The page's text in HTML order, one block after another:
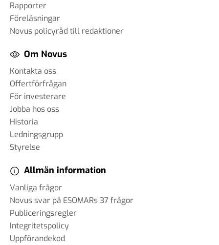
Rapporter
Föreläsningar
Novus policyråd till redaktioner
Om Novus
Kontakta oss
Offertförfrågan
För investerare
Jobba hos oss
Historia
Ledningsgrupp
Styrelse
Allmän information
Vanliga frågor
Novus svar på ESOMARs 37 frågor
Publiceringsregler
Integritetspolicy
Uppförandekod